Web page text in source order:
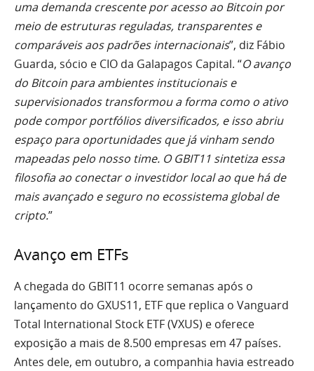
uma demanda crescente por acesso ao Bitcoin por
meio de estruturas reguladas, transparentes e
comparáveis aos padrões internacionais”, diz Fábio
Guarda, sócio e CIO da Galapagos Capital. “O avanço
do Bitcoin para ambientes institucionais e
supervisionados transformou a forma como o ativo
pode compor portfólios diversificados, e isso abriu
espaço para oportunidades que já vinham sendo
mapeadas pelo nosso time. O GBIT11 sintetiza essa
filosofia ao conectar o investidor local ao que há de
mais avançado e seguro no ecossistema global de
cripto.”
Avanço em ETFs
A chegada do GBIT11 ocorre semanas após o
lançamento do GXUS11, ETF que replica o Vanguard
Total International Stock ETF (VXUS) e oferece
exposição a mais de 8.500 empresas em 47 países.
Antes dele, em outubro, a companhia havia estreado